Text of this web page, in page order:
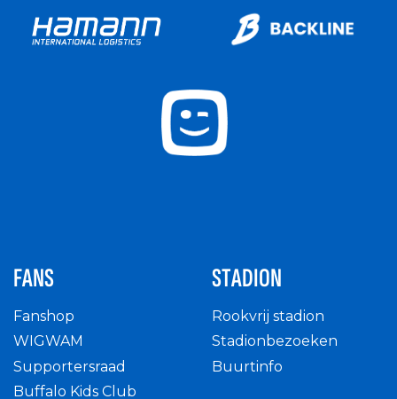
FANS
Fanshop
WIGWAM
Supportersraad
Buffalo Kids Club
STADION
Rookvrij stadion
Stadionbezoeken
Buurtinfo